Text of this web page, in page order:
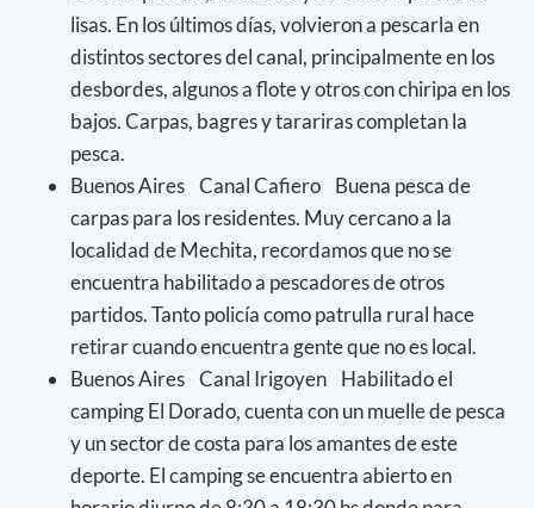
lisas. En los últimos días, volvieron a pescarla en
distintos sectores del canal, principalmente en los
desbordes, algunos a flote y otros con chiripa en los
bajos. Carpas, bagres y tarariras completan la
pesca.
Buenos Aires Canal Cafiero Buena pesca de
carpas para los residentes. Muy cercano a la
localidad de Mechita, recordamos que no se
encuentra habilitado a pescadores de otros
partidos. Tanto policía como patrulla rural hace
retirar cuando encuentra gente que no es local.
Buenos Aires Canal Irigoyen Habilitado el
camping El Dorado, cuenta con un muelle de pesca
y un sector de costa para los amantes de este
deporte. El camping se encuentra abierto en